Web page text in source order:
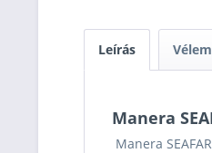
Leírás
Manera
Manera